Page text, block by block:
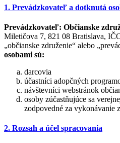
1. Prevádzkovateľ a dotknutá
Prevádzkovateľ: Občianske
Miletičova 7, 821 08 Bratislava,
„občianske združenie“ alebo
osobami sú:
darcovia
účastníci adopčných
návštevníci webstránok
osoby zúčastňujúce sa
zodpovedné za vykonávanie
2. Rozsah a účel spracovania